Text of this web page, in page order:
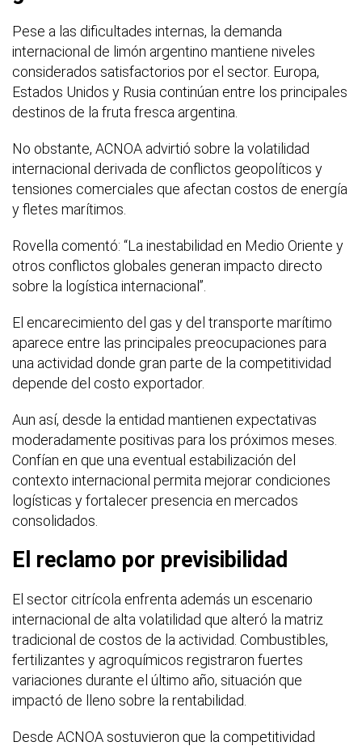
Pese a las dificultades internas, la demanda
internacional de limón argentino mantiene niveles
considerados satisfactorios por el sector. Europa,
Estados Unidos y Rusia continúan entre los principales
destinos de la fruta fresca argentina.
No obstante, ACNOA advirtió sobre la volatilidad
internacional derivada de conflictos geopolíticos y
tensiones comerciales que afectan costos de energía
y fletes marítimos.
Rovella comentó: “La inestabilidad en Medio Oriente y
otros conflictos globales generan impacto directo
sobre la logística internacional”.
El encarecimiento del gas y del transporte marítimo
aparece entre las principales preocupaciones para
una actividad donde gran parte de la competitividad
depende del costo exportador.
Aun así, desde la entidad mantienen expectativas
moderadamente positivas para los próximos meses.
Confían en que una eventual estabilización del
contexto internacional permita mejorar condiciones
logísticas y fortalecer presencia en mercados
consolidados.
El reclamo por previsibilidad
El sector citrícola enfrenta además un escenario
internacional de alta volatilidad que alteró la matriz
tradicional de costos de la actividad. Combustibles,
fertilizantes y agroquímicos registraron fuertes
variaciones durante el último año, situación que
impactó de lleno sobre la rentabilidad.
Desde ACNOA sostuvieron que la competitividad